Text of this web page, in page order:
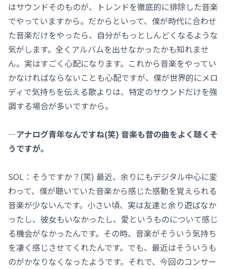
はサウンドそのものが、トレンドを徹底的に排除した音楽
でやっていますから。だからといって、僕が時代に合わせ
た音楽だけをやったら、自分がもっとしんどくなるような
気がします。全くアルバムを出せなかったかも知れませ
ん。実はすごく心配になります。これから音楽をやってい
かなければならないことも心配ですが、僕が世界的にメロ
ディで気持ちを伝える歌よりは、特定のサウンドだけを強
調する場合が多いですから。
―アナログ青年なんですね(笑) 音楽も昔の曲をよく聴くそ
うですが。
SOL：そうですか？(笑) 最近、余りにもデジタル中心に変
わって、僕が聴いていた音楽から感じた感動を覚えられる
音楽が少ないんです。小さい頃、実は友達と余り遊ばなか
ったし、彼女もいなかったし、愛というものについて感じ
る機会がなかったんです。その時、音楽がそういう気持ち
を凄く感じさせてくれたんです。でも、最近はそういうも
のがかなりなくなったようです。それで、今回のコンサー